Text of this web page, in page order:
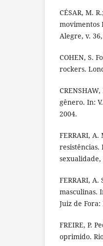
CÉSAR, M.
movimentos
Alegre, v.
COHEN, S.
rockers.
gênero. In:
2004.
FERRARI,
resistências.
sexualidade,
FERRARI,
masculinas.
Juiz de Fora:
FREIRE, P.
oprimido.